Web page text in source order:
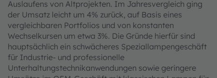
Auslaufens von Altprojekten. Im Jahresvergleich ging
der Umsatz leicht um 4% zurück, auf Basis eines
vergleichbaren Portfolios und von konstanten
Wechselkursen um etwa 3%. Die Gründe hierfür sind
hauptsächlich ein schwächeres Speziallampengeschäft
für Industrie- und professionelle
Unterhaltungstechnikanwendungen sowie geringere